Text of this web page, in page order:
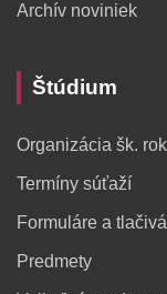
Archív noviniek
Štúdium
Organizácia šk.
Termíny súťaží
Formuláre a tlačivá
Predmety